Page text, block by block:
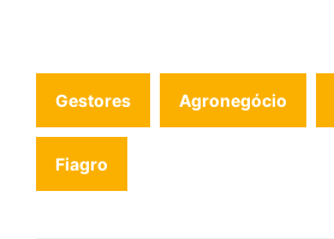
Gestores Agronegócio
Fiagro